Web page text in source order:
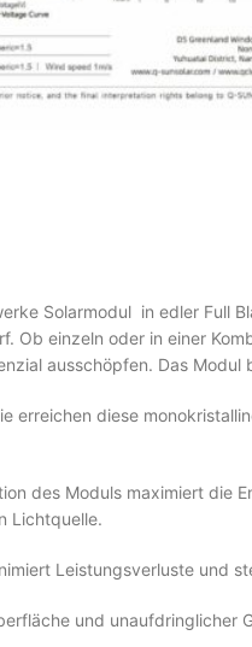
Solarmodul in edler Full
Ob einzeln oder in einer
ausschöpfen. Das
erreichen diese
des Moduls maximiert die
Lichtquelle.
Leistungsverluste und
und